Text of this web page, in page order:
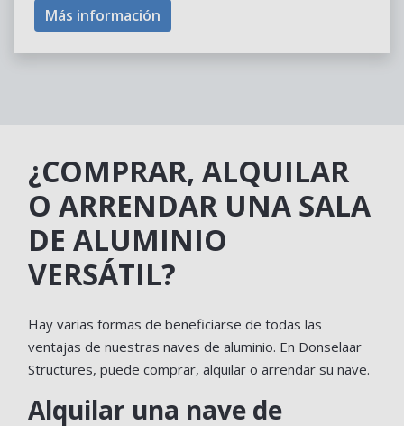
Más información
¿COMPRAR, ALQUILAR
O ARRENDAR UNA SALA
DE ALUMINIO
VERSÁTIL?
Hay varias formas de beneficiarse de todas las
ventajas de nuestras naves de aluminio. En Donselaar
Structures, puede comprar, alquilar o arrendar su nave.
Alquilar una nave de